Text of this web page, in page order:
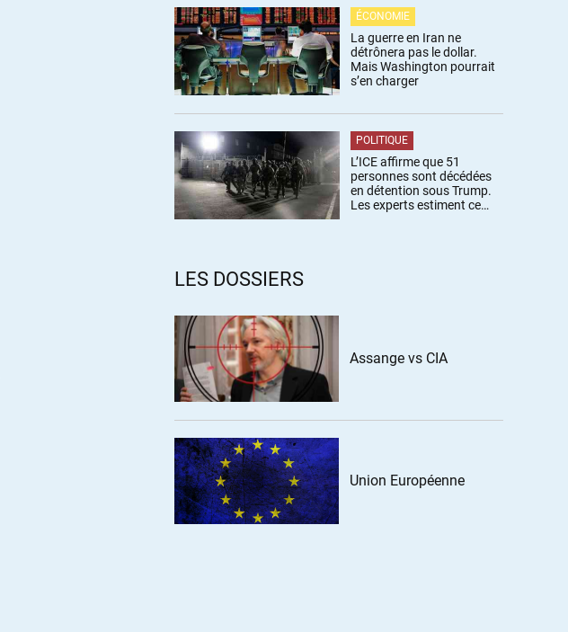
ÉCONOMIE
La guerre en Iran ne
détrônera pas le dollar.
Mais Washington pourrait
s’en charger
POLITIQUE
L’ICE affirme que 51
personnes sont décédées
en détention sous Trump.
Les experts estiment ce
LES DOSSIERS
Assange vs CIA
Union Européenne